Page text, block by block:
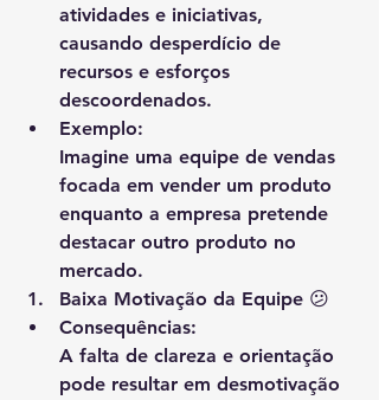
atividades e iniciativas,
causando desperdício de
recursos e esforços
descoordenados.
Exemplo:
Imagine uma equipe de vendas
focada em vender um produto
enquanto a empresa pretende
destacar outro produto no
mercado.
Baixa Motivação da Equipe 😕
Consequências:
A falta de clareza e orientação
pode resultar em desmotivação